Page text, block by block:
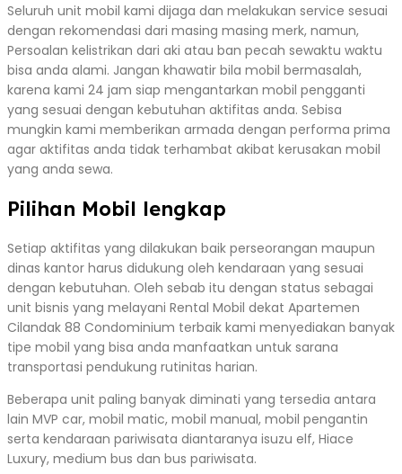
Seluruh unit mobil kami dijaga dan melakukan service sesuai
dengan rekomendasi dari masing masing merk, namun,
Persoalan kelistrikan dari aki atau ban pecah sewaktu waktu
bisa anda alami. Jangan khawatir bila mobil bermasalah,
karena kami 24 jam siap mengantarkan mobil pengganti
yang sesuai dengan kebutuhan aktifitas anda. Sebisa
mungkin kami memberikan armada dengan performa prima
agar aktifitas anda tidak terhambat akibat kerusakan mobil
yang anda sewa.
Pilihan Mobil lengkap
Setiap aktifitas yang dilakukan baik perseorangan maupun
dinas kantor harus didukung oleh kendaraan yang sesuai
dengan kebutuhan. Oleh sebab itu dengan status sebagai
unit bisnis yang melayani Rental Mobil dekat Apartemen
Cilandak 88 Condominium terbaik kami menyediakan banyak
tipe mobil yang bisa anda manfaatkan untuk sarana
transportasi pendukung rutinitas harian.
Beberapa unit paling banyak diminati yang tersedia antara
lain MVP car, mobil matic, mobil manual, mobil pengantin
serta kendaraan pariwisata diantaranya isuzu elf, Hiace
Luxury, medium bus dan bus pariwisata.